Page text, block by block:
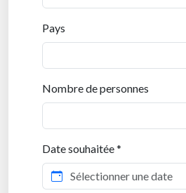
Pays
Nombre de personnes
Date souhaitée *